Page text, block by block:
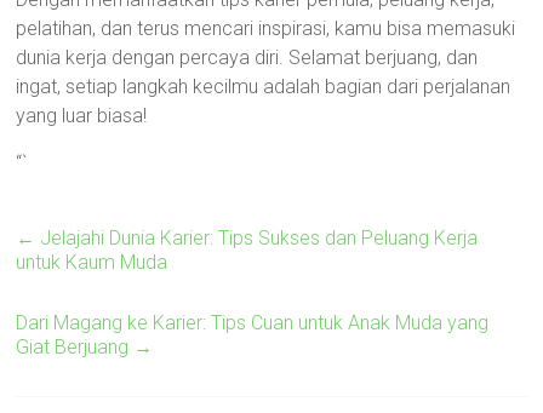
pelatihan, dan terus mencari inspirasi, kamu bisa memasuki
dunia kerja dengan percaya diri. Selamat berjuang, dan
ingat, setiap langkah kecilmu adalah bagian dari perjalanan
yang luar biasa!
“`
← Jelajahi Dunia Karier: Tips Sukses dan Peluang Kerja
untuk Kaum Muda
Dari Magang ke Karier: Tips Cuan untuk Anak Muda yang
Giat Berjuang →